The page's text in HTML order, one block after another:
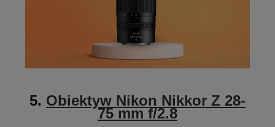
5. Obiektyw Nikon Nikkor Z 28-
75 mm f/2.8